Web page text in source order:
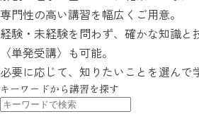
専門性の高い講習を幅広くご用意。
経験・未経験を問わず、 確かな知識と
〈単発受講〉も可能。
必要に応じて、知りたいことを選んで
キーワードから講習を探す